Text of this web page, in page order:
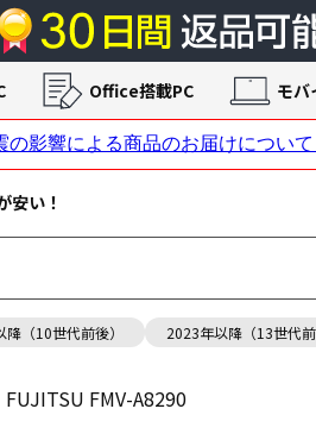
安い！
（10世代前後） 2023年以降（13世代前
Office搭載PC モバ
FUJITSU FMV-A8290